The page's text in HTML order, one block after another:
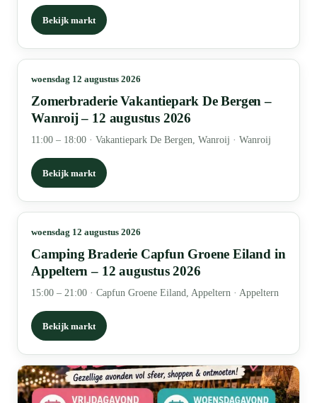
Bekijk markt
woensdag 12 augustus 2026
Zomerbraderie Vakantiepark De Bergen –
Wanroij – 12 augustus 2026
11:00 – 18:00 · Vakantiepark De Bergen, Wanroij · Wanroij
Bekijk markt
woensdag 12 augustus 2026
Camping Braderie Capfun Groene Eiland in
Appeltern – 12 augustus 2026
15:00 – 21:00 · Capfun Groene Eiland, Appeltern · Appeltern
Bekijk markt